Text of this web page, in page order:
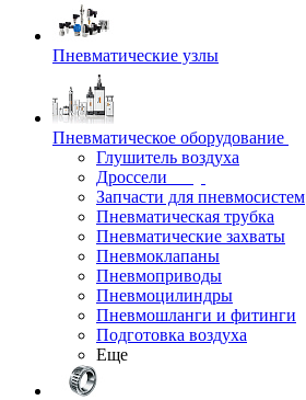
Пневматические узлы
Пневматическое оборудование
Глушитель воздуха
Дроссели
Запчасти для пневмосистем
Пневматическая трубка
Пневматические захваты
Пневмоклапаны
Пневмоприводы
Пневмоцилиндры
Пневмошланги и фитинги
Подготовка воздуха
Еще